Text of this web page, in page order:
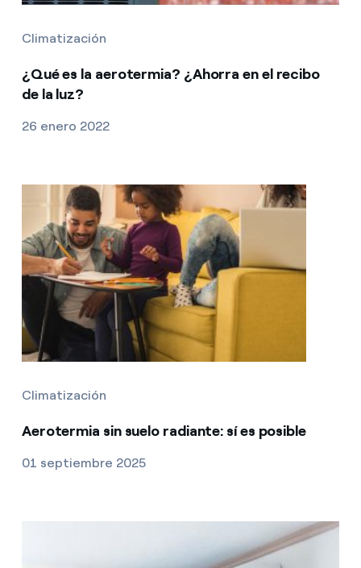
Climatización
¿Qué es la aerotermia? ¿Ahorra en el recibo
de la luz?
26 enero 2022
Climatización
Aerotermia sin suelo radiante: sí es posible
01 septiembre 2025